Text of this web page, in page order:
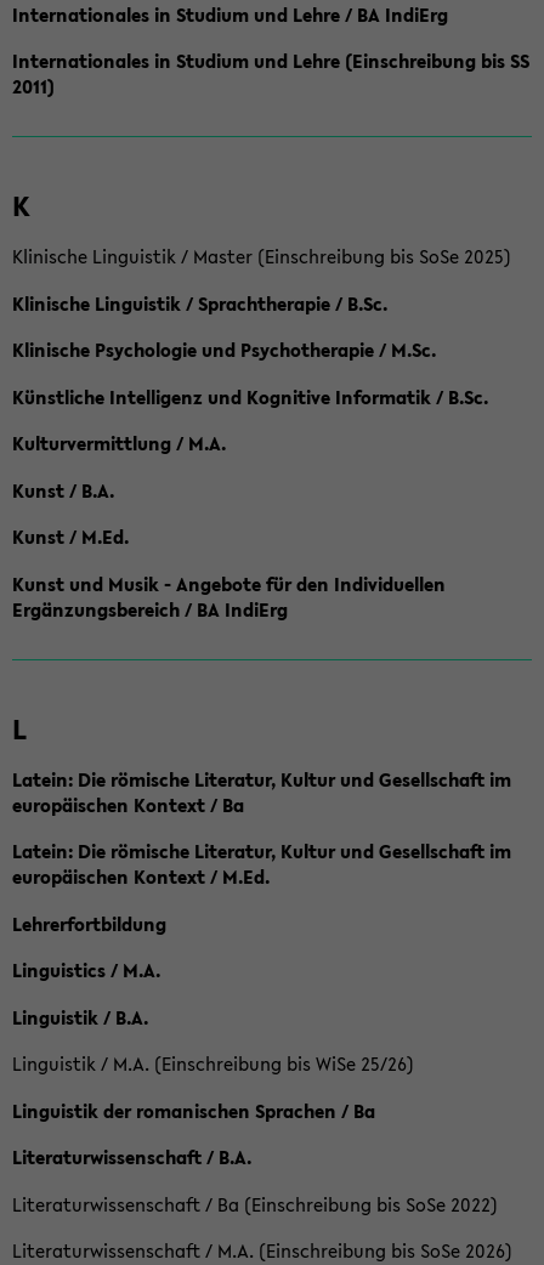
Internationales in Studium und Lehre / BA IndiErg
Internationales in Studium und Lehre (Einschreibung bis SS
2011)
K
Klinische Linguistik / Master (Einschreibung bis SoSe 2025)
Klinische Linguistik / Sprachtherapie / B.Sc.
Klinische Psychologie und Psychotherapie / M.Sc.
Künstliche Intelligenz und Kognitive Informatik / B.Sc.
Kulturvermittlung / M.A.
Kunst / B.A.
Kunst / M.Ed.
Kunst und Musik - Angebote für den Individuellen
Ergänzungsbereich / BA IndiErg
L
Latein: Die römische Literatur, Kultur und Gesellschaft im
europäischen Kontext / Ba
Latein: Die römische Literatur, Kultur und Gesellschaft im
europäischen Kontext / M.Ed.
Lehrerfortbildung
Linguistics / M.A.
Linguistik / B.A.
Linguistik / M.A. (Einschreibung bis WiSe 25/26)
Linguistik der romanischen Sprachen / Ba
Literaturwissenschaft / B.A.
Literaturwissenschaft / Ba (Einschreibung bis SoSe 2022)
Literaturwissenschaft / M.A. (Einschreibung bis SoSe 2026)